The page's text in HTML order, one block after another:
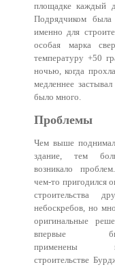
площадке каждый
Подрядчиком
именно для
особая марка
температуру +50
ночью, когда
медленнее
было много.
Проблемы
Чем выше
здание, тем
возникало
чем-то пригодился
строительства
небоскребов, но
оригинальные
впервые
применены
строительстве